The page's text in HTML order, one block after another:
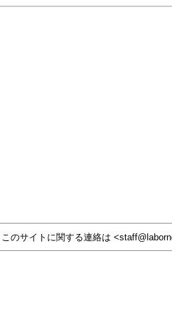
このサイトに関する連絡は